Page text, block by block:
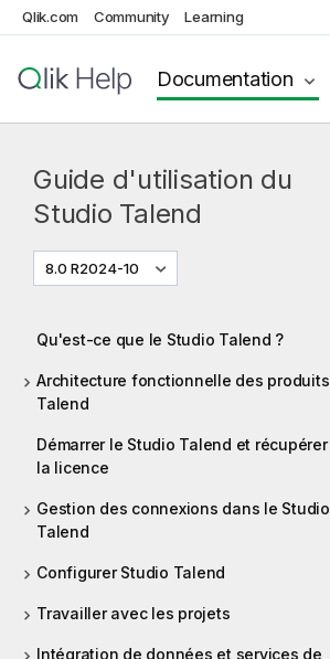
Qlik.com Community Learning
Documentation
Guide d'utilisation du
Studio Talend
8.0 R2024-10
Qu'est-ce que le Studio Talend ?
Architecture fonctionnelle des produits
Talend
Démarrer le Studio Talend et récupérer
la licence
Gestion des connexions dans le Studio
Talend
Configurer Studio Talend
Travailler avec les projets
Intégration de données et services de